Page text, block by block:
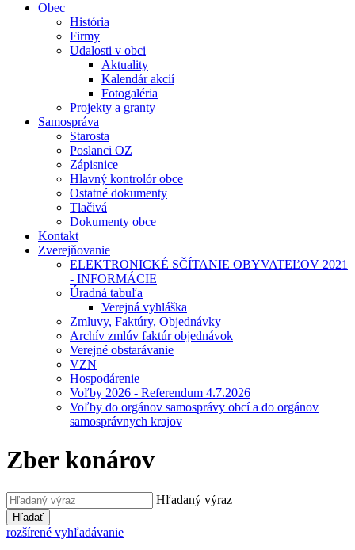
Obec
História
Firmy
Udalosti v obci
Aktuality
Kalendár akcií
Fotogaléria
Projekty a granty
Samospráva
Starosta
Poslanci OZ
Zápisnice
Hlavný kontrolór obce
Ostatné dokumenty
Tlačivá
Dokumenty obce
Kontakt
Zverejňovanie
ELEKTRONICKÉ SČÍTANIE OBYVATEĽOV 2021
- INFORMÁCIE
Úradná tabuľa
Verejná vyhláška
Zmluvy, Faktúry, Objednávky
Archív zmlúv faktúr objednávok
Verejné obstarávanie
VZN
Hospodárenie
Voľby 2026 - Referendum 4.7.2026
Voľby do orgánov samosprávy obcí a do orgánov
samosprávnych krajov
Zber konárov
Hľadaný výraz
Hľadať
rozšírené vyhľadávanie